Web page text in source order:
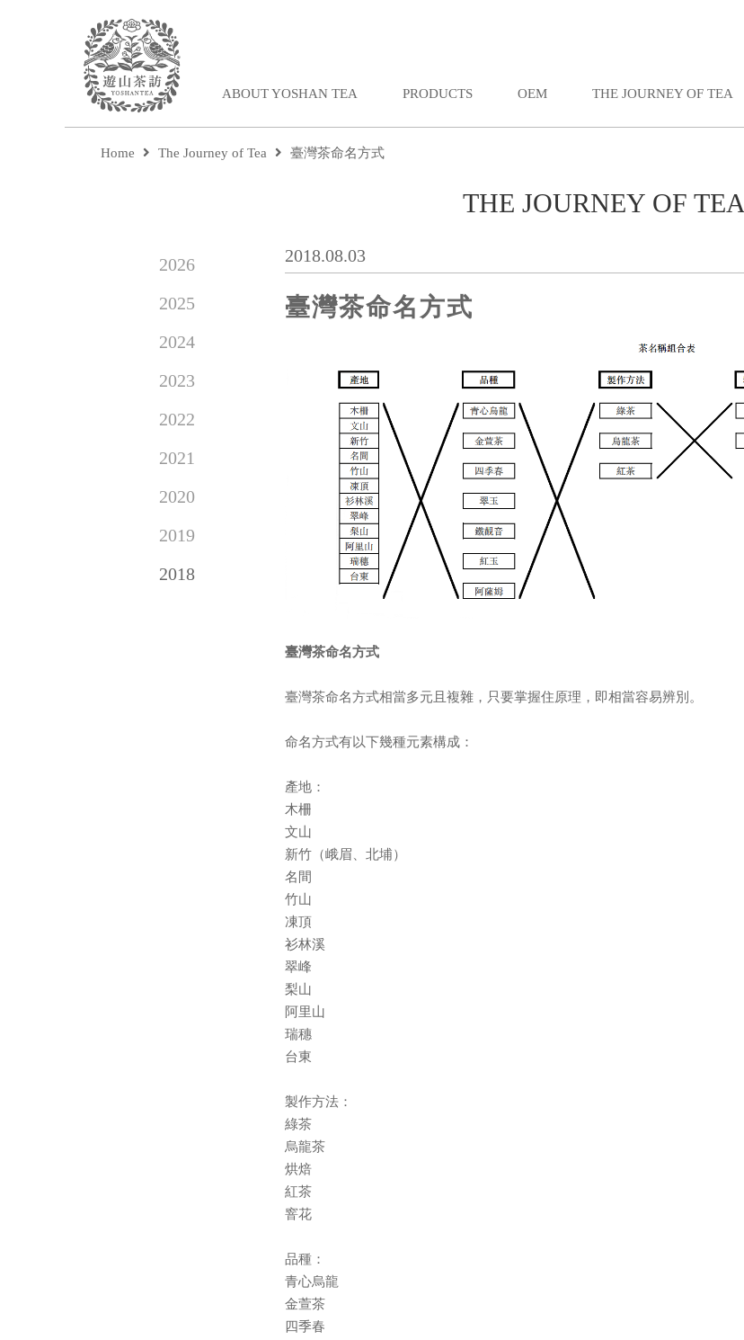
ABOUT YOSHAN TEA PRODUCTS OEM THE JOURNEY OF TEA
Home The Journey of Tea 臺灣茶命名方式
THE JOURNEY OF TEA
2026
2025
2024
2023
2022
2021
2020
2019
2018
2018.08.03
臺灣茶命名方式
臺灣茶命名方式
臺灣茶命名方式相當多元且複雜，只要掌握住原理，即相當容易辨別。
命名方式有以下幾種元素構成：
產地：
木柵
文山
新竹（峨眉、北埔）
名間
竹山
凍頂
衫林溪
翠峰
梨山
阿里山
瑞穗
台東
製作方法：
綠茶
烏龍茶
烘焙
紅茶
窨花
品種：
青心烏龍
金萱茶
四季春